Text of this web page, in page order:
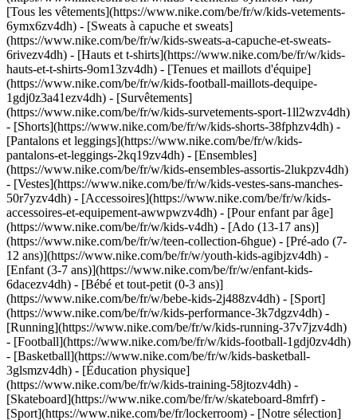
[Tous les vêtements](https://www.nike.com/be/fr/w/kids-vetements-
6ymx6zv4dh) - [Sweats à capuche et sweats]
(https://www.nike.com/be/fr/w/kids-sweats-a-capuche-et-sweats-
6rivezv4dh) - [Hauts et t-shirts](https://www.nike.com/be/fr/w/kids-
hauts-et-t-shirts-9om13zv4dh) - [Tenues et maillots d'équipe]
(https://www.nike.com/be/fr/w/kids-football-maillots-dequipe-
1gdj0z3a41ezv4dh) - [Survêtements]
(https://www.nike.com/be/fr/w/kids-survetements-sport-1ll2wzv4dh)
- [Shorts](https://www.nike.com/be/fr/w/kids-shorts-38fphzv4dh) -
[Pantalons et leggings](https://www.nike.com/be/fr/w/kids-
pantalons-et-leggings-2kq19zv4dh) - [Ensembles]
(https://www.nike.com/be/fr/w/kids-ensembles-assortis-2lukpzv4dh)
- [Vestes](https://www.nike.com/be/fr/w/kids-vestes-sans-manches-
50r7yzv4dh) - [Accessoires](https://www.nike.com/be/fr/w/kids-
accessoires-et-equipement-awwpwzv4dh) - [Pour enfant par âge]
(https://www.nike.com/be/fr/w/kids-v4dh) - [Ado (13-17 ans)]
(https://www.nike.com/be/fr/w/teen-collection-6hgue) - [Pré-ado (7-
12 ans)](https://www.nike.com/be/fr/w/youth-kids-agibjzv4dh) -
[Enfant (3-7 ans)](https://www.nike.com/be/fr/w/enfant-kids-
6dacezv4dh) - [Bébé et tout-petit (0-3 ans)]
(https://www.nike.com/be/fr/w/bebe-kids-2j488zv4dh) - [Sport]
(https://www.nike.com/be/fr/w/kids-performance-3k7dgzv4dh) -
[Running](https://www.nike.com/be/fr/w/kids-running-37v7jzv4dh)
- [Football](https://www.nike.com/be/fr/w/kids-football-1gdj0zv4dh)
- [Basketball](https://www.nike.com/be/fr/w/kids-basketball-
3glsmzv4dh) - [Éducation physique]
(https://www.nike.com/be/fr/w/kids-training-58jtozv4dh) -
[Skateboard](https://www.nike.com/be/fr/w/skateboard-8mfrf) -
[Sport](https://www.nike.com/be/fr/lockerroom) - [Notre sélection]